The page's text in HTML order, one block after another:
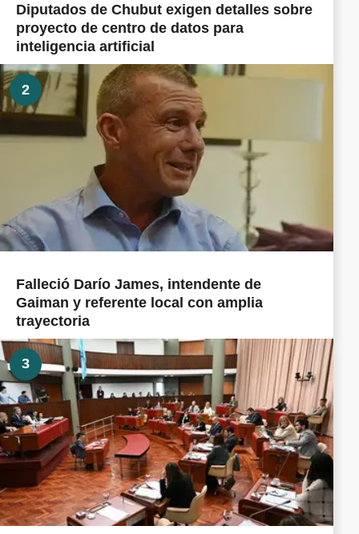
Diputados de Chubut exigen detalles sobre
proyecto de centro de datos para
inteligencia artificial
2
Falleció Darío James, intendente de
Gaiman y referente local con amplia
trayectoria
3